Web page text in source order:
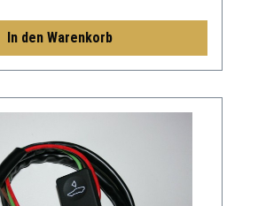
In den Warenkorb